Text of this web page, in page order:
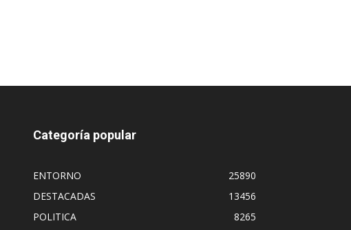
Categoría popular
ENTORNO
25890
DESTACADAS
13456
POLITICA
8265